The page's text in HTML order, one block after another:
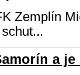
Zemplín
a